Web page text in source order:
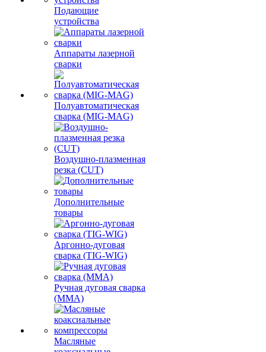
Подающие
устройства
Аппараты лазерной
сварки
Полуавтоматическая
сварка (MIG-MAG)
Воздушно-плазменная
резка (CUT)
Дополнительные
товары
Аргонно-дуговая
сварка (TIG-WIG)
Ручная дуговая сварка
(MMA)
Масляные